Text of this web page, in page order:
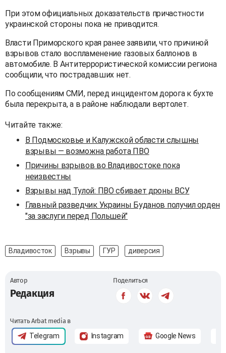
При этом официальных доказательств причастности
украинской стороны пока не приводится.
Власти Приморского края ранее заявили, что причиной
взрывов стало воспламенение газовых баллонов в
автомобиле. В Антитеррористической комиссии региона
сообщили, что пострадавших нет.
По сообщениям СМИ, перед инцидентом дорога к бухте
была перекрыта, а в районе наблюдали вертолет.
Читайте также:
В Подмосковье и Калужской области слышны
взрывы — возможна работа ПВО
Причины взрывов во Владивостоке пока
неизвестны
Взрывы над Тулой: ПВО сбивает дроны ВСУ
Главный разведчик Украины Буданов получил орден
"за заслуги перед Польшей"
Владивосток Взрывы ГУР диверсия
Автор
Редакция
Поделиться
Читать Arbat media в
Telegram Instagram Google News